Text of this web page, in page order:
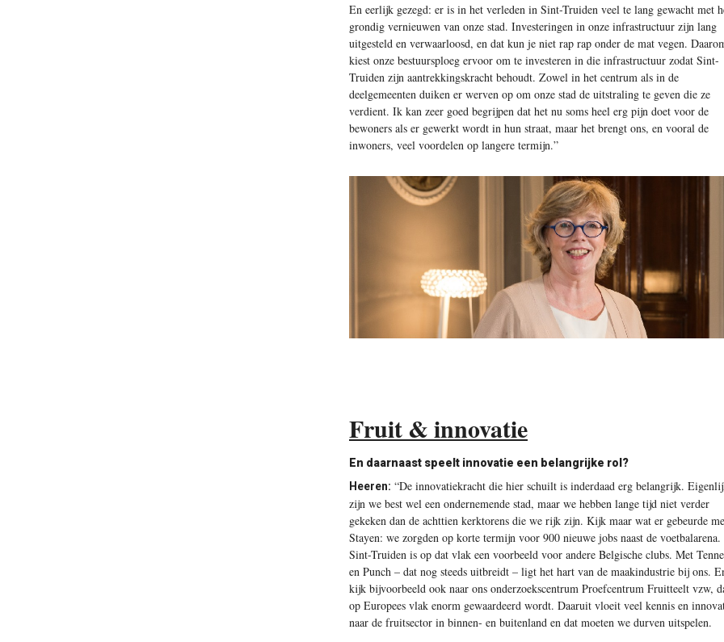
En eerlijk gezegd: er is in het verleden in Sint-Truiden veel te lang gewacht met
grondig vernieuwen van onze stad. Investeringen in onze infrastructuur zijn lang
uitgesteld en verwaarloosd, en dat kun je niet rap rap onder de mat vegen.
kiest onze bestuursploeg ervoor om te investeren in die infrastructuur zodat Sint-
Truiden zijn aantrekkingskracht behoudt. Zowel in het centrum als in de
deelgemeenten duiken er werven op om onze stad de uitstraling te geven die ze
verdient. Ik kan zeer goed begrijpen dat het nu soms heel erg pijn doet voor de
bewoners als er gewerkt wordt in hun straat, maar het brengt ons, en vooral de
inwoners, veel voordelen op langere termijn.”
Fruit & innovatie
En daarnaast speelt innovatie een belangrijke rol?
Heeren: “De innovatiekracht die hier schuilt is inderdaad erg belangrijk.
zijn we best wel een ondernemende stad, maar we hebben lange tijd niet verder
gekeken dan de achttien kerktorens die we rijk zijn. Kijk maar wat er gebeurde
Stayen: we zorgden op korte termijn voor 900 nieuwe jobs naast de voetbalarena.
Sint-Truiden is op dat vlak een voorbeeld voor andere Belgische clubs. Met
en Punch – dat nog steeds uitbreidt – ligt het hart van de maakindustrie bij ons.
kijk bijvoorbeeld ook naar ons onderzoekscentrum Proefcentrum Fruitteelt vzw,
op Europees vlak enorm gewaardeerd wordt. Daaruit vloeit veel kennis en
naar de fruitsector in binnen- en buitenland en dat moeten we durven uitspelen.